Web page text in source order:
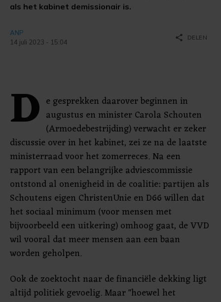
als het kabinet demissionair is.
ANP
14 juli 2023 - 15:04
share DELEN
D e gesprekken daarover beginnen in
augustus en minister Carola Schouten
(Armoedebestrijding) verwacht er zeker
discussie over in het kabinet, zei ze na de laatste
ministerraad voor het zomerreces. Na een
rapport van een belangrijke adviescommissie
ontstond al onenigheid in de coalitie: partijen als
Schoutens eigen ChristenUnie en D66 willen dat
het sociaal minimum (voor mensen met
bijvoorbeeld een uitkering) omhoog gaat, de VVD
wil vooral dat meer mensen aan een baan
worden geholpen.
Ook de zoektocht naar de financiële dekking ligt
altijd politiek gevoelig. Maar "hoewel het